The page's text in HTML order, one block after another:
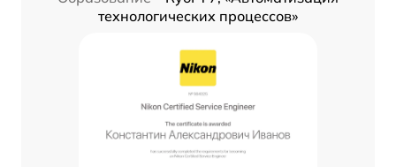
технологических процессов»